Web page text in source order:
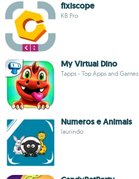
fixiscope
KB Pro
My Virtual Dino
Tapps - Top Apps and Games
Numeros e Animais
laurindo